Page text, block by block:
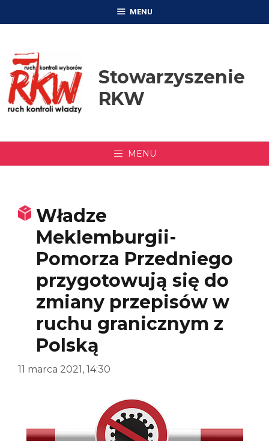
MENU
Stowarzyszenie
RKW
MENU
Władze
Meklemburgii-
Pomorza Przedniego
przygotowują się do
zmiany przepisów w
ruchu granicznym z
Polską
11 marca 2021, 14:30